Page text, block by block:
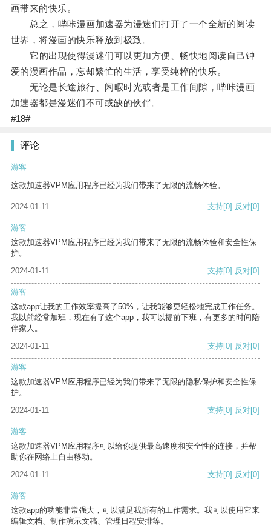
画带来的快乐。
总之，哔咔漫画加速器为漫迷们打开了一个全新的阅读
世界，将漫画的快乐释放到极致。
它的出现使得漫迷们可以更加方便、畅快地阅读自己钟
爱的漫画作品，忘却繁忙的生活，享受纯粹的快乐。
无论是长途旅行、闲暇时光或者是工作间隙，哔咔漫画
加速器都是漫迷们不可或缺的伙伴。
#18#
评论
游客
这款加速器VPM应用程序已经为我们带来了无限的流畅体验。
2024-01-11 支持[0] 反对[0]
游客
这款加速器VPM应用程序已经为我们带来了无限的流畅体验和安全性保
护。
2024-01-11
支持[0] 反对[0]
游客
这款app让我的工作效率提高了50%，让我能够更轻松地完成工作任务。
我以前经常加班，现在有了这个app，我可以提前下班，有更多的时间陪
伴家人。
2024-01-11
支持[0] 反对[0]
游客
这款加速器VPM应用程序已经为我们带来了无限的隐私保护和安全性保
护。
2024-01-11
支持[0] 反对[0]
游客
这款加速器VPM应用程序可以给你提供最高速度和安全性的连接，并帮
助你在网络上自由移动。
2024-01-11
支持[0] 反对[0]
游客
这款app的功能非常强大，可以满足我所有的工作需求。我可以使用它来
编辑文档、制作演示文稿、管理日程安排等。